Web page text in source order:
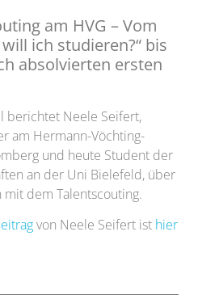
am HVG – Vom
ich studieren?“ bis
absolvierten ersten
berichtet Neele Seifert,
am Hermann-Vöchting-
und heute Student der
an der Uni Bielefeld, über
mit dem Talentscouting.
von Neele Seifert ist hier